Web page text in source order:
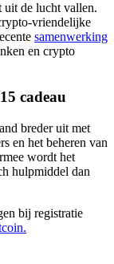
uit de lucht vallen.
vriendelijke
samenwerking
en crypto
cadeau
breder uit met
en het beheren van
wordt het
hulpmiddel dan
bij registratie